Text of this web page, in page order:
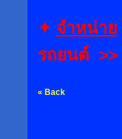
✦ จำหน่าย
รถยนต์ >>
« Back